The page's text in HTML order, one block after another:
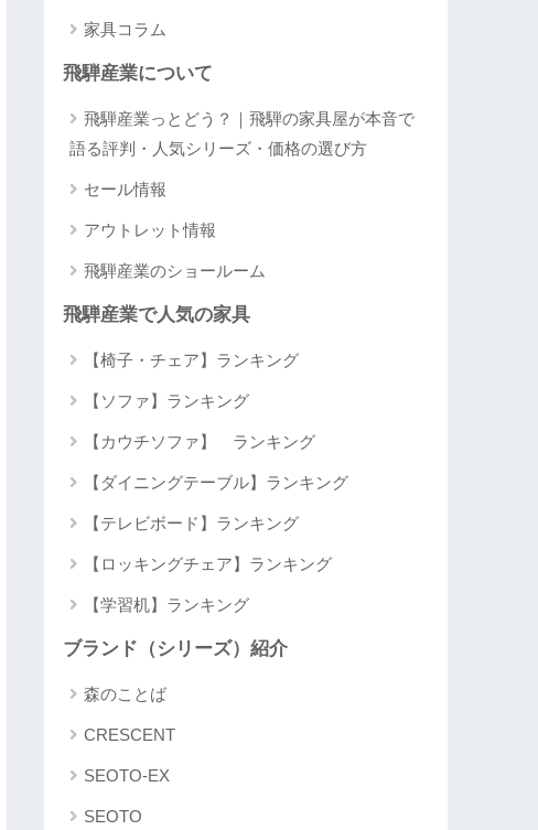
家具コラム
飛騨産業について
飛騨産業っとどう？｜飛騨の家具屋が本音で
語る評判・人気シリーズ・価格の選び方
セール情報
アウトレット情報
飛騨産業のショールーム
飛騨産業で人気の家具
【椅子・チェア】ランキング
【ソファ】ランキング
【カウチソファ】 ランキング
【ダイニングテーブル】ランキング
【テレビボード】ランキング
【ロッキングチェア】ランキング
【学習机】ランキング
ブランド（シリーズ）紹介
森のことば
CRESCENT
SEOTO-EX
SEOTO